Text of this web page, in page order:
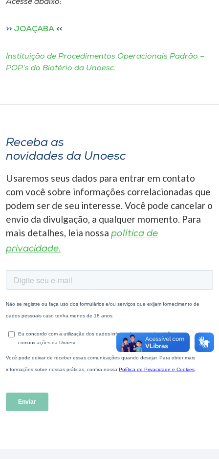
Diplomados
Biblioteca
Rádio
Museu
Unoesc
o idioma
Acesse abaixo:
>> JOAÇABA <<
Instituição de Procedimentos Operacionais Padrão –
POP’s do Biotério da Unoesc.
Receba as
novidades da Unoesc
Usaremos seus dados para entrar em contato
com você sobre informações correlacionadas que
podem ser de seu interesse. Você pode cancelar o
envio da divulgação, a qualquer momento. Para
mais detalhes, leia nossa política de
privacidade.